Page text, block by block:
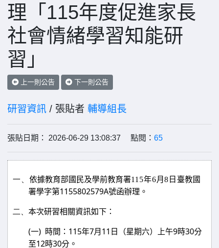
理「115年度促進家長
社會情緒學習知能研
習」
上一則公告 下一則公告
研習資訊 / 張貼者 輔導組長
張貼日期： 2026-06-29 13:08:37 點閱： 65
一、 依據教育部國民及學前教育署115年6月8 日 臺教國
署學字第1155802579A號函辦理。
二、
本次研習相關資訊如下：
(一) 時間： 115年7月 11 日（星期六）上午9時30分
至12時30分。